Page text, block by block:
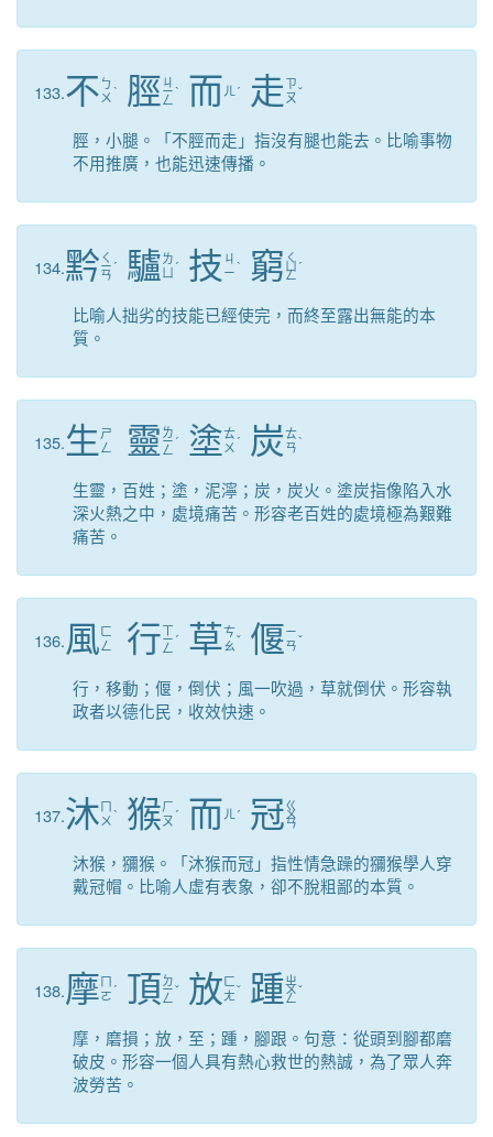
133.不 ㄅ
ㄨ ˋ 脛 ㄐ
ㄧ
ㄥ
ˋ 而 ㄦ ˊ 走 ㄗ
ㄡˇ
脛，小腿。「不脛而走」指沒有腿也能去。比喻事物
不用推廣，也能迅速傳播。
134.黔 ㄑ
ㄧ
ㄢ
ˊ 驢ㄌ
ˊ 技 ㄐ
ㄧˋ 窮 ㄑ
ㄩ
ㄥ
ˊ
比喻人拙劣的技能已經使完，而終至露出無能的本
質。
135.生 ㄕ
ㄥ
靈 ㄌ
ㄧ
ㄥ
ˊ 塗ㄊ
ㄨ ˊ 炭ㄊ
ㄢˋ
生靈，百姓；塗，泥濘；炭，炭火。塗炭指像陷入水
深火熱之中，處境痛苦。形容老百姓的處境極為艱難
痛苦。
136.風 ㄈ
ㄥ
行ㄒ
ㄧ
ㄥ
ˊ 草ㄘ
ㄠˇ 偃ㄧ
ㄢˇ
行，移動；偃，倒伏；風一吹過，草就倒伏。形容執
政者以德化民，收效快速。
137.沐 ㄇ
ㄨ ˋ 猴ㄏ
ㄡ ˊ 而 ㄦ ˊ 冠ㄍ
ㄨ
ㄢ
沐猴，獼猴。「沐猴而冠」指性情急躁的獼猴學人穿
戴冠帽。比喻人虛有表象，卻不脫粗鄙的本質。
138.摩 ㄇ
ㄛ ˊ 頂 ㄉ
ㄧ
ㄥ
ˇ 放 ㄈ
ㄤˇ 踵ㄓ
ㄨ
ㄥ
ˇ
摩，磨損；放，至；踵，腳跟。句意：從頭到腳都磨
破皮。形容一個人具有熱心救世的熱誠，為了眾人奔
波勞苦。